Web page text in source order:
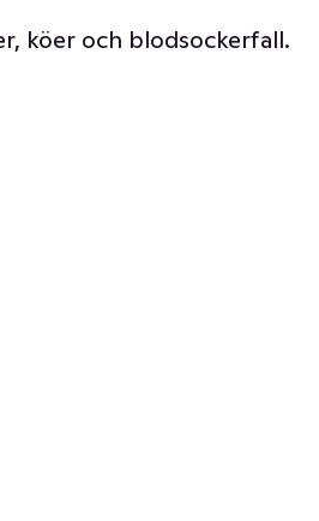
köer och blodsockerfall.